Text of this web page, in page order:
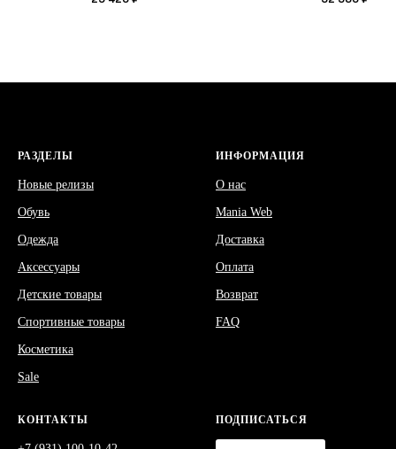
РАЗДЕЛЫ
Новые релизы
Обувь
Одежда
Аксессуары
Детские товары
Спортивные товары
Косметика
Sale
ИНФОРМАЦИЯ
О нас
Mania Web
Доставка
Оплата
Возврат
FAQ
КОНТАКТЫ ПОДПИСАТЬСЯ